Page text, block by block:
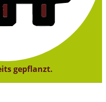
gepflanzt.